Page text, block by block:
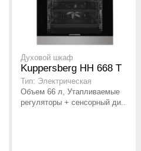
Духовой шкаф
Kuppersberg HH 668 T
Тип: Электрическая
Объем 66 л, Утапливаемые
регуляторы + сенсорный ди..